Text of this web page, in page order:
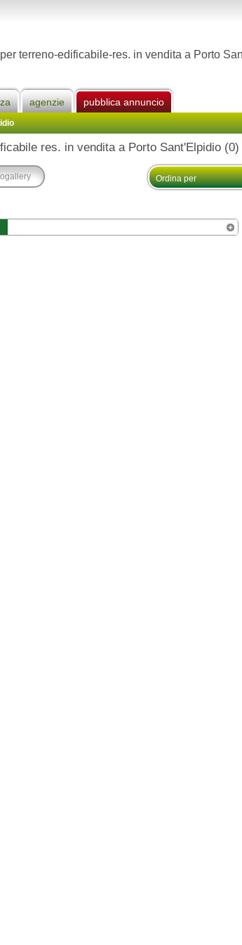
terreno-edificabile-res. in vendita a Porto
agenzie pubblica annuncio
res. in vendita a Porto Sant'Elpidio (0)